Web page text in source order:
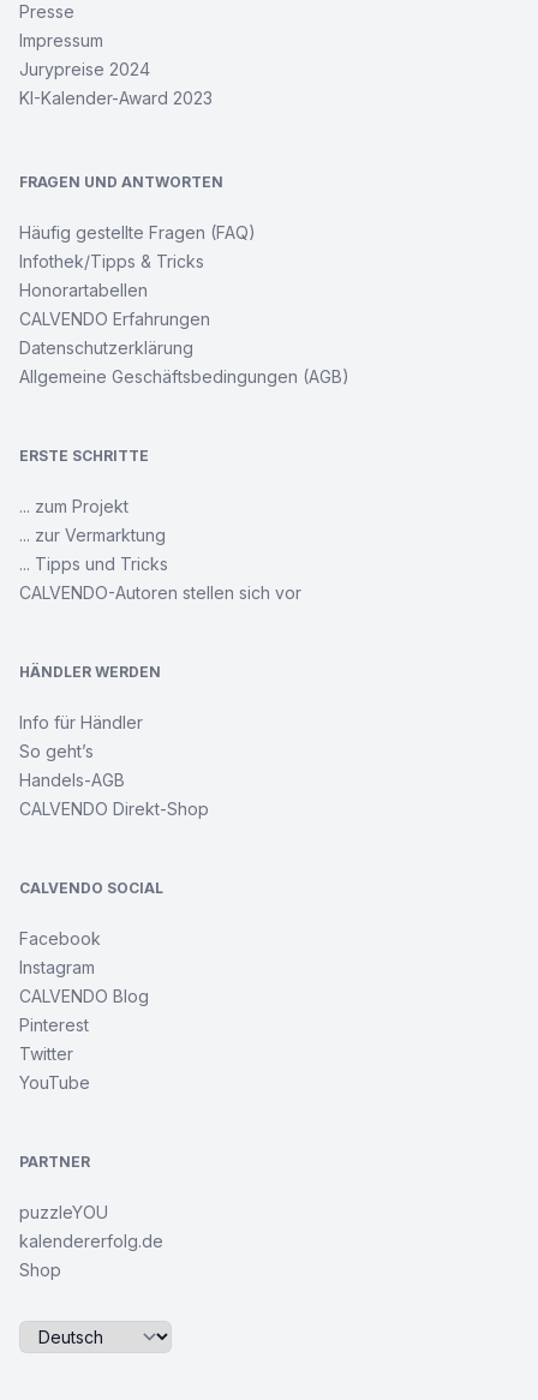
Presse
Impressum
Jurypreise 2024
KI-Kalender-Award 2023
FRAGEN UND ANTWORTEN
Häufig gestellte Fragen (FAQ)
Infothek/Tipps & Tricks
Honorartabellen
CALVENDO Erfahrungen
Datenschutzerklärung
Allgemeine Geschäftsbedingungen (AGB)
ERSTE SCHRITTE
... zum Projekt
... zur Vermarktung
... Tipps und Tricks
CALVENDO-Autoren stellen sich vor
HÄNDLER WERDEN
Info für Händler
So geht’s
Handels-AGB
CALVENDO Direkt-Shop
CALVENDO SOCIAL
Facebook
Instagram
CALVENDO Blog
Pinterest
Twitter
YouTube
PARTNER
puzzleYOU
kalendererfolg.de
Shop